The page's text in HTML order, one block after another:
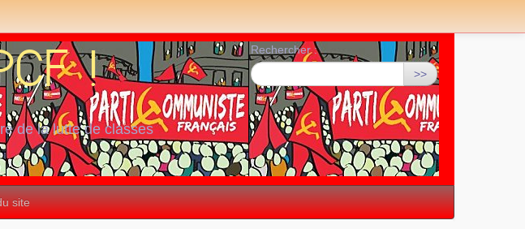
de la lutte de classes
Rechercher :
>>
site